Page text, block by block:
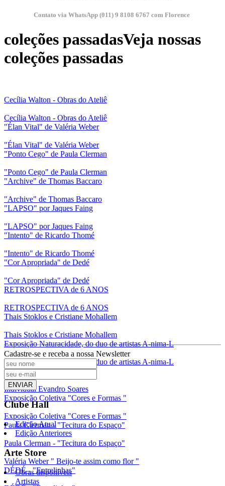
Contato via WhatsApp (011) 9 8108 6767 com Florence
coleções passadasVeja nossas
coleções passadas
Cecília Walton - Obras do Ateliê
Cecília Walton - Obras do Ateliê
"Élan Vital" de Valéria Weber
"Élan Vital" de Valéria Weber
"Ponto Cego" de Paula Clerman
"Ponto Cego" de Paula Clerman
"Archive" de Thomas Baccaro
"Archive" de Thomas Baccaro
"LAPSO" por Jaques Faing
"LAPSO" por Jaques Faing
"Intento" de Ricardo Thomé
"Intento" de Ricardo Thomé
"Cor Apropriada" de Dedé
"Cor Apropriada" de Dedé
RETROSPECTIVA de 6 ANOS
RETROSPECTIVA de 6 ANOS
Thais Stoklos e Cristiane Mohallem
Thais Stoklos e Cristiane Mohallem
Exposição Naturacidade, do duo de artistas A-nima-L
Exposição Naturacidade, do duo de artistas A-nima-L
Individual Evandro Soares
Individual Evandro Soares
Exposição Coletiva "Cores e Formas "
Exposição Coletiva "Cores e Formas "
Paula Clerman - "Tecitura do Espaço"
Paula Clerman - "Tecitura do Espaço"
Valéria Weber " Beijo-te assim como flor "
DÉDÉ - "Entrelinhas"
Cadastre-se e receba a nossa Newsletter
ENVIAR
Clube Hall
Edição Atual
Edição Anteriores
Arte Store
Obras disponíveis
Artistas